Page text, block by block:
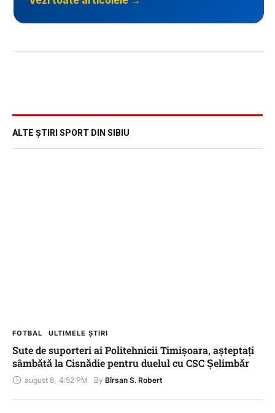
ALTE ȘTIRI SPORT DIN SIBIU
FOTBAL ULTIMELE ȘTIRI
Sute de suporteri ai Politehnicii Timișoara, așteptați
sâmbătă la Cisnădie pentru duelul cu CSC Șelimbăr
august 6 4:52 PM By Bîrsan S. Robert